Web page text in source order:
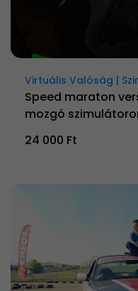
Virtuális Valóság |
Speed maraton
mozgó
24 000 Ft